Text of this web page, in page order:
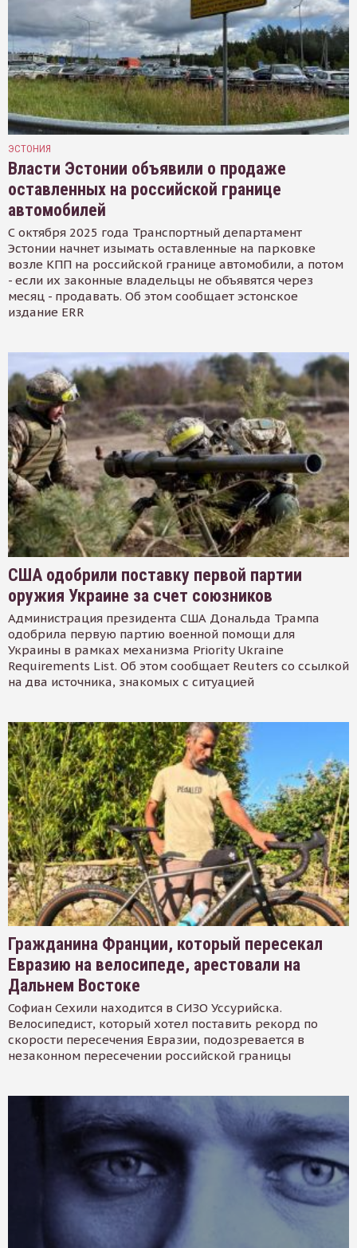
ЭСТОНИЯ
Власти Эстонии объявили о продаже
оставленных на российской границе
автомобилей
С октября 2025 года Транспортный департамент
Эстонии начнет изымать оставленные на парковке
возле КПП на российской границе автомобили, а потом
- если их законные владельцы не объявятся через
месяц - продавать. Об этом сообщает эстонское
издание ERR
США одобрили поставку первой партии
оружия Украине за счет союзников
Администрация президента США Дональда Трампа
одобрила первую партию военной помощи для
Украины в рамках механизма Priority Ukraine
Requirements List. Об этом сообщает Reuters со ссылкой
на два источника, знакомых с ситуацией
Гражданина Франции, который пересекал
Евразию на велосипеде, арестовали на
Дальнем Востоке
Софиан Сехили находится в СИЗО Уссурийска.
Велосипедист, который хотел поставить рекорд по
скорости пересечения Евразии, подозревается в
незаконном пересечении российской границы